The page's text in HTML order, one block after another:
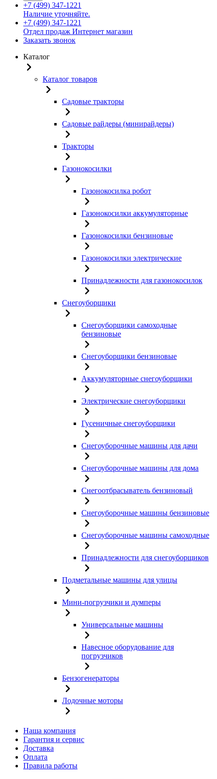
+7 (499) 347-1221
Наличие уточняйте.
+7 (499) 347-1221
Отдел продаж Интернет магазин
Заказать звонок
Каталог
Каталог товаров
Садовые тракторы
Садовые райдеры (минирайдеры)
Тракторы
Газонокосилки
Газонокосилка робот
Газонокосилки аккумуляторные
Газонокосилки бензиновые
Газонокосилки электрические
Принадлежности для газонокосилок
Снегоуборщики
Снегоуборщики самоходные
бензиновые
Снегоуборщики бензиновые
Аккумуляторные снегоуборщики
Электрические снегоуборщики
Гусеничные снегоуборщики
Снегоуборочные машины для дачи
Снегоуборочные машины для дома
Снегоотбрасыватель бензиновый
Снегоуборочные машины бензиновые
Снегоуборочные машины самоходные
Принадлежности для снегоуборщиков
Подметальные машины для улицы
Мини-погрузчики и думперы
Универсальные машины
Навесное оборудование для
погрузчиков
Бензогенераторы
Лодочные моторы
Наша компания
Гарантия и сервис
Доставка
Оплата
Правила работы